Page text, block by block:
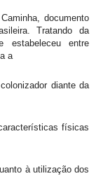
documento
Tratando da
estabeleceu entre
a
diante da
físicas
à utilização dos